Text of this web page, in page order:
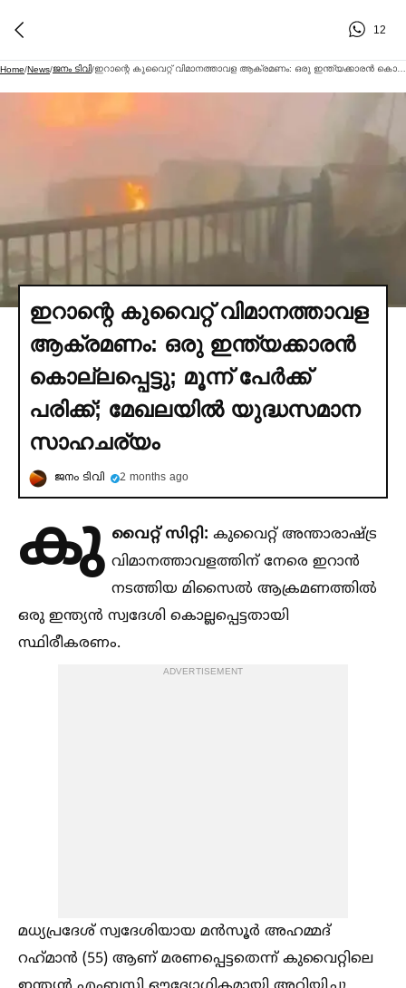
12
Home/News/ജനം ടിവി/
ഇറാന്റെ കുവൈറ്റ് വിമാനത്താവള
ആക്രമണം: ഒരു ഇന്ത്യക്കാരന്‍
കൊല്ലപ്പെട്ടു; മൂന്ന് പേര്‍ക്ക്
പരിക്ക്; മേഖലയില്‍ യുദ്ധസമാന
സാഹചര്യം
ജനം ടിവി 2 months ago
കു വൈറ്റ് സിറ്റി: കുവൈറ്റ് അന്താരാഷ്‌ട്ര
വിമാനത്താവളത്തിന് നേരെ ഇറാന്‍
നടത്തിയ മിസൈല്‍ ആക്രമണത്തില്‍
ഒരു ഇന്ത്യന്‍ സ്വദേശി കൊല്ലപ്പെട്ടതായി
സ്ഥിരീകരണം.
ADVERTISEMENT
മധ്യപ്രദേശ് സ്വദേശിയായ മന്‍സൂര്‍ അഹമ്മദ്
റഹ്‌മാന്‍ (55) ആണ് മരണപ്പെട്ടതെന്ന് കുവൈറ്റിലെ